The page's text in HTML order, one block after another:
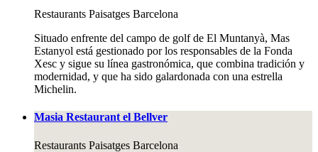
Restaurants Paisatges Barcelona
Situado enfrente del campo de golf de El Muntanyà, Mas
Estanyol está gestionado por los responsables de la Fonda
Xesc y sigue su línea gastronómica, que combina tradición y
modernidad, y que ha sido galardonada con una estrella
Michelin.
Masia Restaurant el Bellver
Restaurants Paisatges Barcelona